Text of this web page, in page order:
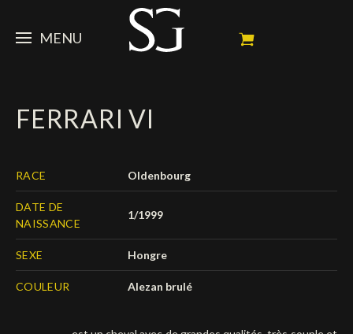
MENU
Portrait
Ambassadeur
ACTUALITÉ
Dossiers
Calendrier
Prochains concours
Résultats
Mes chevaux de concours
En souvenir de
SPONSORS
Propriétaires
FAN ZONE
SHOP
FERRARI VI
RACE Oldenbourg
DATE DE
NAISSANCE
1/1999
SEXE Hongre
COULEUR Alezan brulé